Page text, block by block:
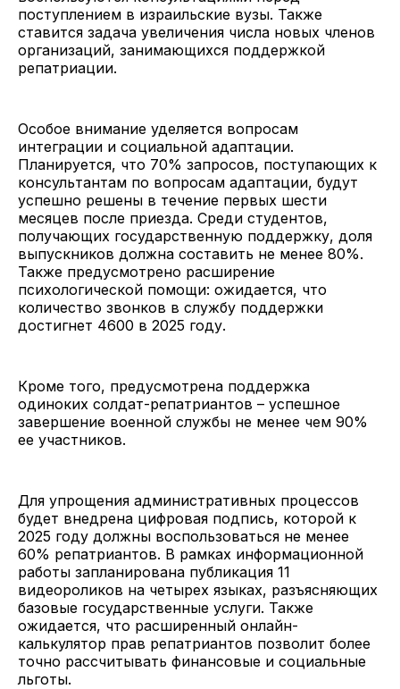
поступлением в израильские вузы. Также
ставится задача увеличения числа новых членов
организаций, занимающихся поддержкой
репатриации.
Особое внимание уделяется вопросам
интеграции и социальной адаптации.
Планируется, что 70% запросов, поступающих к
консультантам по вопросам адаптации, будут
успешно решены в течение первых шести
месяцев после приезда. Среди студентов,
получающих государственную поддержку, доля
выпускников должна составить не менее 80%.
Также предусмотрено расширение
психологической помощи: ожидается, что
количество звонков в службу поддержки
достигнет 4600 в 2025 году.
Кроме того, предусмотрена поддержка
одиноких солдат-репатриантов – успешное
завершение военной службы не менее чем 90%
ее участников.
Для упрощения административных процессов
будет внедрена цифровая подпись, которой к
2025 году должны воспользоваться не менее
60% репатриантов. В рамках информационной
работы запланирована публикация 11
видеороликов на четырех языках, разъясняющих
базовые государственные услуги. Также
ожидается, что расширенный онлайн-
калькулятор прав репатриантов позволит более
точно рассчитывать финансовые и социальные
льготы.